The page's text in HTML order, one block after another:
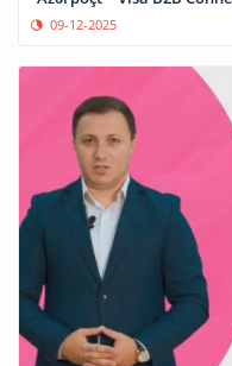
09-12-2025